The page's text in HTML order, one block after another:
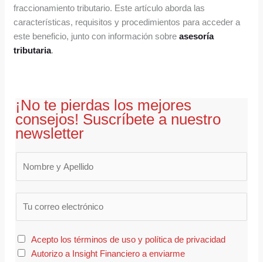
fraccionamiento tributario. Este artículo aborda las
características, requisitos y procedimientos para acceder a
este beneficio, junto con información sobreasesoría
tributaria.
¡No te pierdas los mejores
consejos! Suscríbete a nuestro
newsletter
Acepto los términos de uso y política de privacidad
Autorizo a Insight Financiero a enviarme